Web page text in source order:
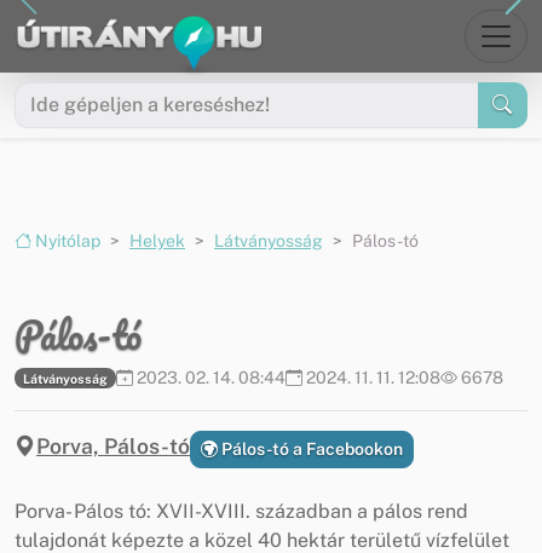
Ugrás a menüre
Ugrás a tartalomra
Nyitólap Helyek Látványosság Pálos-tó
Pálos-tó
Látványosság 2023. 02. 14. 08:44 2024. 11. 11. 12:08 6678
Porva, Pálos-tó Pálos-tó a Facebookon
Porva- Pálos tó: XVII-XVIII. században a pálos rend
tulajdonát képezte a közel 40 hektár területű vízfelület